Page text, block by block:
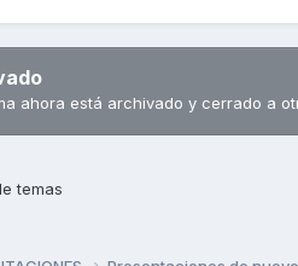
ahora está archivado y cerrado a
temas